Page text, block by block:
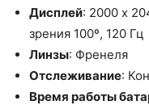
Дисплей: 2000 x
зрения 100º, 120 Гц
Линзы: Френеля
Отслеживание:
Время работы